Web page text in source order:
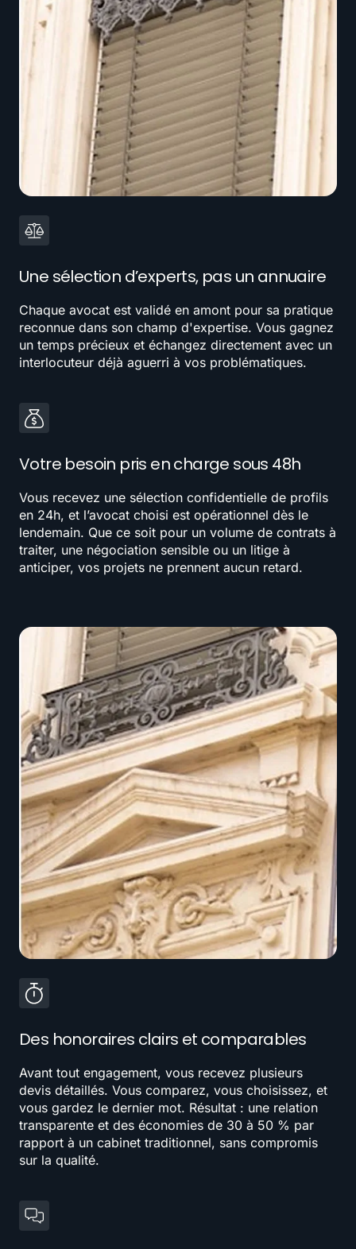
Une sélection d’experts, pas un annuaire
Chaque avocat est validé en amont pour sa pratique
reconnue dans son champ d'expertise. Vous gagnez
un temps précieux et échangez directement avec un
interlocuteur déjà aguerri à vos problématiques.
Votre besoin pris en charge sous 48h
Vous recevez une sélection confidentielle de profils
en 24h, et l’avocat choisi est opérationnel dès le
lendemain. Que ce soit pour un volume de contrats à
traiter, une négociation sensible ou un litige à
anticiper, vos projets ne prennent aucun retard.
Des honoraires clairs et comparables
Avant tout engagement, vous recevez plusieurs
devis détaillés. Vous comparez, vous choisissez, et
vous gardez le dernier mot. Résultat : une relation
transparente et des économies de 30 à 50 % par
rapport à un cabinet traditionnel, sans compromis
sur la qualité.